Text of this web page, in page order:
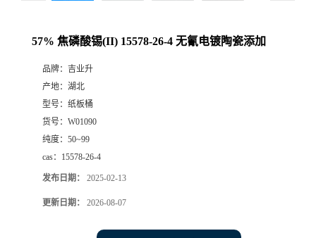
57% 焦磷酸锡(II) 15578-26-4 无氰电镀陶瓷添加
品牌： 吉业升
产地： 湖北
型号： 纸板桶
货号： W01090
纯度： 50~99
cas： 15578-26-4
发布日期： 2025-02-13
更新日期： 2026-08-07